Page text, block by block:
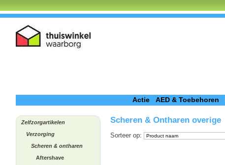
Actie AED & Toebehoren
Zelfzorgartikelen
Verzorging
Scheren & ontharen
Aftershave
Scheren & Ontharen overige
Sorteer op: